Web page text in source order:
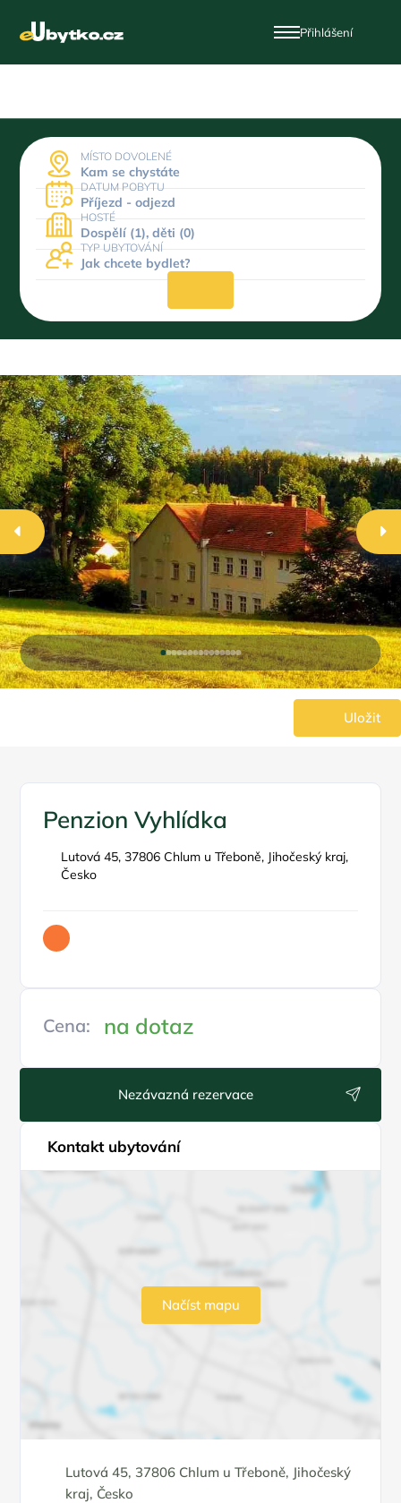
Přihlášení
MÍSTO DOVOLENÉ
Kam se chystáte
DATUM POBYTU
Příjezd - odjezd
HOSTÉ
Dospělí (1), děti (0)
TYP UBYTOVÁNÍ
Jak chcete bydlet?
Uložit
Penzion Vyhlídka
Lutová 45, 37806 Chlum u Třeboně, Jihočeský kraj,
Česko
Cena: na dotaz
Nezávazná rezervace
Kontakt ubytování
Načíst mapu
Lutová 45, 37806 Chlum u Třeboně, Jihočeský
kraj, Česko